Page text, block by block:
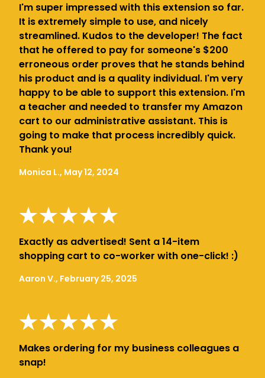
I'm super impressed with this extension so far.
It is extremely simple to use, and nicely
streamlined. Kudos to the developer! The fact
that he offered to pay for someone's $200
erroneous order proves that he stands behind
his product and is a quality individual. I'm very
happy to be able to support this extension. I'm
a teacher and needed to transfer my Amazon
cart to our administrative assistant. This is
going to make that process incredibly quick.
Thank you!
Monica L., May 12, 2024
Exactly as advertised! Sent a 14-item
shopping cart to co-worker with one-click! :)
Aaron V., February 25, 2025
Makes ordering for my business colleagues a
snap!